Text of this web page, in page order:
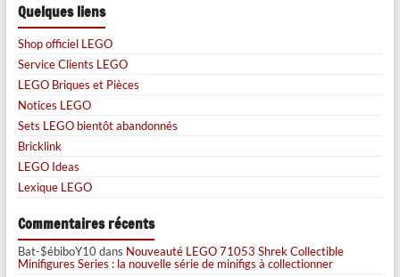
Quelques liens
Shop officiel LEGO
Service Clients LEGO
LEGO Briques et Pièces
Notices LEGO
Sets LEGO bientôt abandonnés
Bricklink
LEGO Ideas
Lexique LEGO
Commentaires récents
Bat-$ébiboY10dans Nouveauté LEGO 71053 Shrek Collectible
Minifigures Series : la nouvelle série de minifigs à collectionner